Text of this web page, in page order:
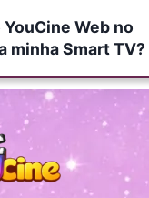
Web no
minha Smart TV?